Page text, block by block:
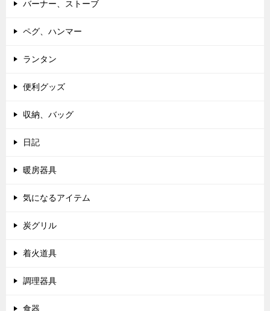
バーナー、ストーブ
ペグ、ハンマー
ランタン
便利グッズ
収納、バッグ
日記
暖房器具
気になるアイテム
炭グリル
着火道具
調理器具
食器